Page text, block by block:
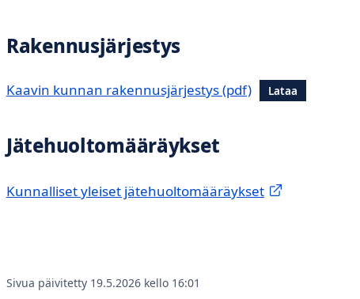
Rakennusjärjestys
Kaavin kunnan rakennusjärjestys Lataa
Jätehuoltomääräykset
Kunnalliset yleiset jätehuoltomääräykset
Sivua päivitetty 19.5.2026 kello 16:01